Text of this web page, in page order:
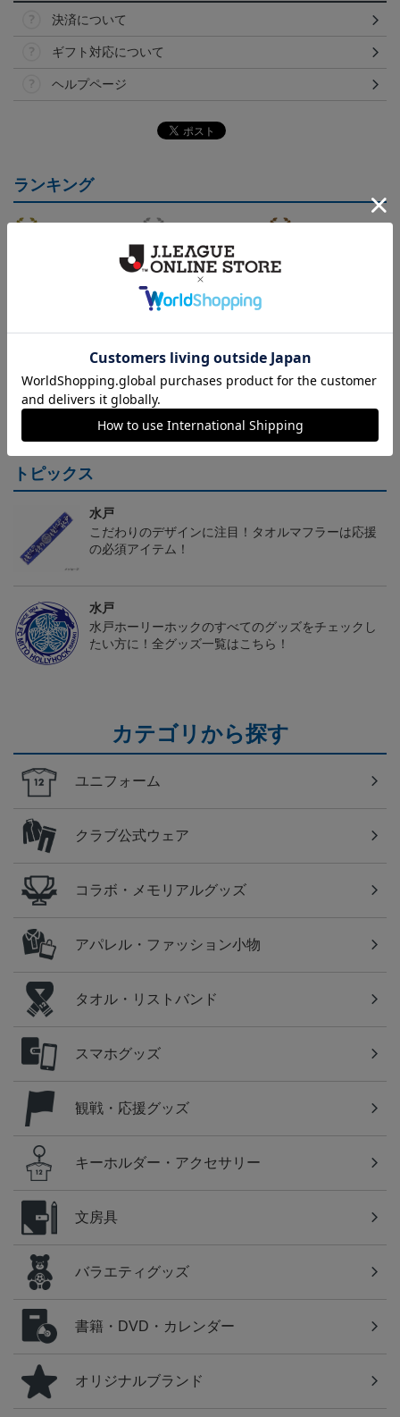
決済について
ギフト対応について
ヘルプページ
ランキング
（Sｰ3XL）2026/27 オー
センティックユニフォー
ム FP 1st
20,020円～25,520円
（4XL）2026/27 オーセ
ンティックユニフォーム
FP 1st
23,020円～28,520円
（Sｰ3XL）2026/27 オー
ム FP 2nd
トピックス
水戸
こだわりのデザインに注目！タオルマフラーは応援
の必須アイテム！
水戸
水戸ホーリーホックのすべてのグッズをチェックし
たい方に！全グッズ一覧はこちら！
カテゴリから探す
ユニフォーム
クラブ公式ウェア
コラボ・メモリアルグッズ
アパレル・ファッション小物
タオル・リストバンド
スマホグッズ
観戦・応援グッズ
キーホルダー・アクセサリー
文房具
バラエティグッズ
書籍・DVD・カレンダー
オリジナルブランド